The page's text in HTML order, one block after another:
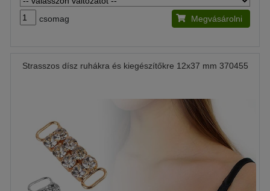
csomag Megvásárolni
Strasszos dísz ruhákra és kiegészítőkre 12x37 mm 370455